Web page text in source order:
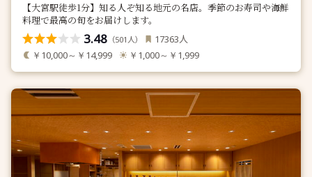
【大宮駅徒歩1分】知る人ぞ知る地元の名店。季節のお寿司や海鮮
料理で最高の旬をお届けします。
3.48 （501 人） 17363人
￥10,000～￥14,999 ￥1,000～￥1,999